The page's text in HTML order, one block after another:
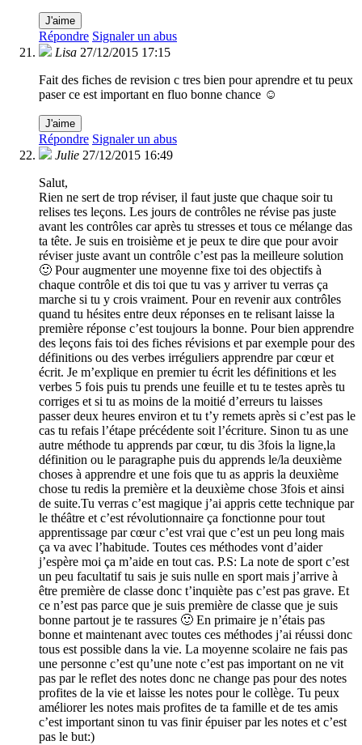
J'aime
Répondre Signaler un abus
Lisa 27/12/2015 17:15
Fait des fiches de revision c tres bien pour aprendre et tu peux
paser ce est important en fluo bonne chance ☺
J'aime
Répondre Signaler un abus
Julie 27/12/2015 16:49
Salut,
Rien ne sert de trop réviser, il faut juste que chaque soir tu
relises tes leçons. Les jours de contrôles ne révise pas juste
avant les contrôles car après tu stresses et tous ce mélange das
ta tête. Je suis en troisième et je peux te dire que pour avoir
réviser juste avant un contrôle c’est pas la meilleure solution
🙂 Pour augmenter une moyenne fixe toi des objectifs à
chaque contrôle et dis toi que tu vas y arriver tu verras ça
marche si tu y crois vraiment. Pour en revenir aux contrôles
quand tu hésites entre deux réponses en te relisant laisse la
première réponse c’est toujours la bonne. Pour bien apprendre
des leçons fais toi des fiches révisions et par exemple pour des
définitions ou des verbes irréguliers apprendre par cœur et
écrit. Je m’explique en premier tu écrit les définitions et les
verbes 5 fois puis tu prends une feuille et tu te testes après tu
corriges et si tu as moins de la moitié d’erreurs tu laisses
passer deux heures environ et tu t’y remets après si c’est pas le
cas tu refais l’étape précédente soit l’écriture. Sinon tu as une
autre méthode tu apprends par cœur, tu dis 3fois la ligne,la
définition ou le paragraphe puis du apprends le/la deuxième
choses à apprendre et une fois que tu as appris la deuxième
chose tu redis la première et la deuxième chose 3fois et ainsi
de suite.Tu verras c’est magique j’ai appris cette technique par
le théâtre et c’est révolutionnaire ça fonctionne pour tout
apprentissage par cœur c’est vrai que c’est un peu long mais
ça va avec l’habitude. Toutes ces méthodes vont d’aider
j’espère moi ça m’aide en tout cas. P.S: La note de sport c’est
un peu facultatif tu sais je suis nulle en sport mais j’arrive à
être première de classe donc t’inquiète pas c’est pas grave. Et
ce n’est pas parce que je suis première de classe que je suis
bonne partout je te rassures 🙂 En primaire je n’étais pas
bonne et maintenant avec toutes ces méthodes j’ai réussi donc
tous est possible dans la vie. La moyenne scolaire ne fais pas
une personne c’est qu’une note c’est pas important on ne vit
pas par le reflet des notes donc ne change pas pour des notes
profites de la vie et laisse les notes pour le collège. Tu peux
améliorer les notes mais profites de ta famille et de tes amis
c’est important sinon tu vas finir épuiser par les notes et c’est
pas le but:)